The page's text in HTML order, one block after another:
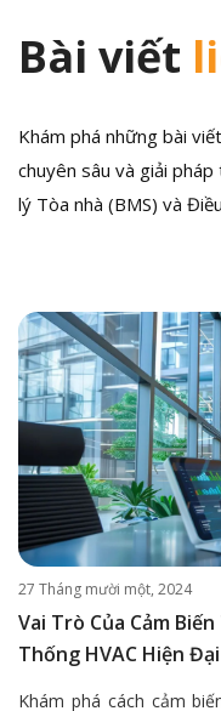
Bài viết
Khám phá những bài
chuyên sâu và giải
lý Tòa nhà (BMS) và
27 Tháng mười một, 2024
Vai Trò Của Cảm
Thống HVAC Hiện Đại
Khám phá cách cảm